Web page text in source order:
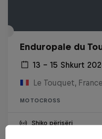
Enduropale du
13 – 15 Shkurt
Le Touquet, France
MOTOCROSS
Shiko përisëri